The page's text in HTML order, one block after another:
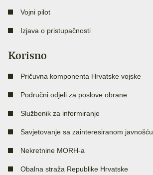
Vojni pilot
Izjava o pristupačnosti
Korisno
Pričuvna komponenta Hrvatske vojske
Područni odjeli za poslove obrane
Službenik za informiranje
Savjetovanje sa zainteresiranom javnošću
Nekretnine MORH-a
Obalna straža Republike Hrvatske